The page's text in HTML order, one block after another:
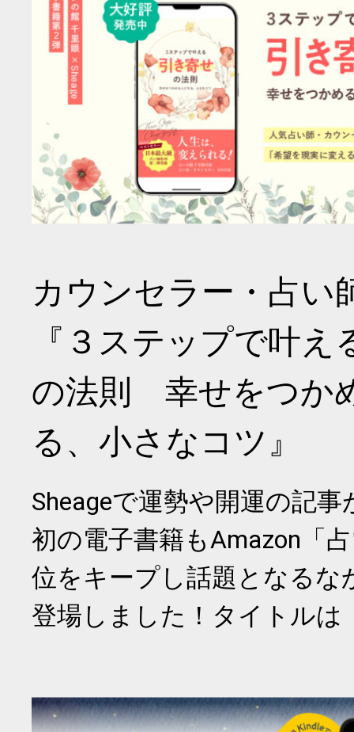
カウンセラー・占い
『３ステップで叶
の法則 幸せをつか
る、小さなコツ』
Sheageで運勢や開運の記
初の電子書籍もAmazon「
位をキープし話題となるな
登場しました！タイトルは